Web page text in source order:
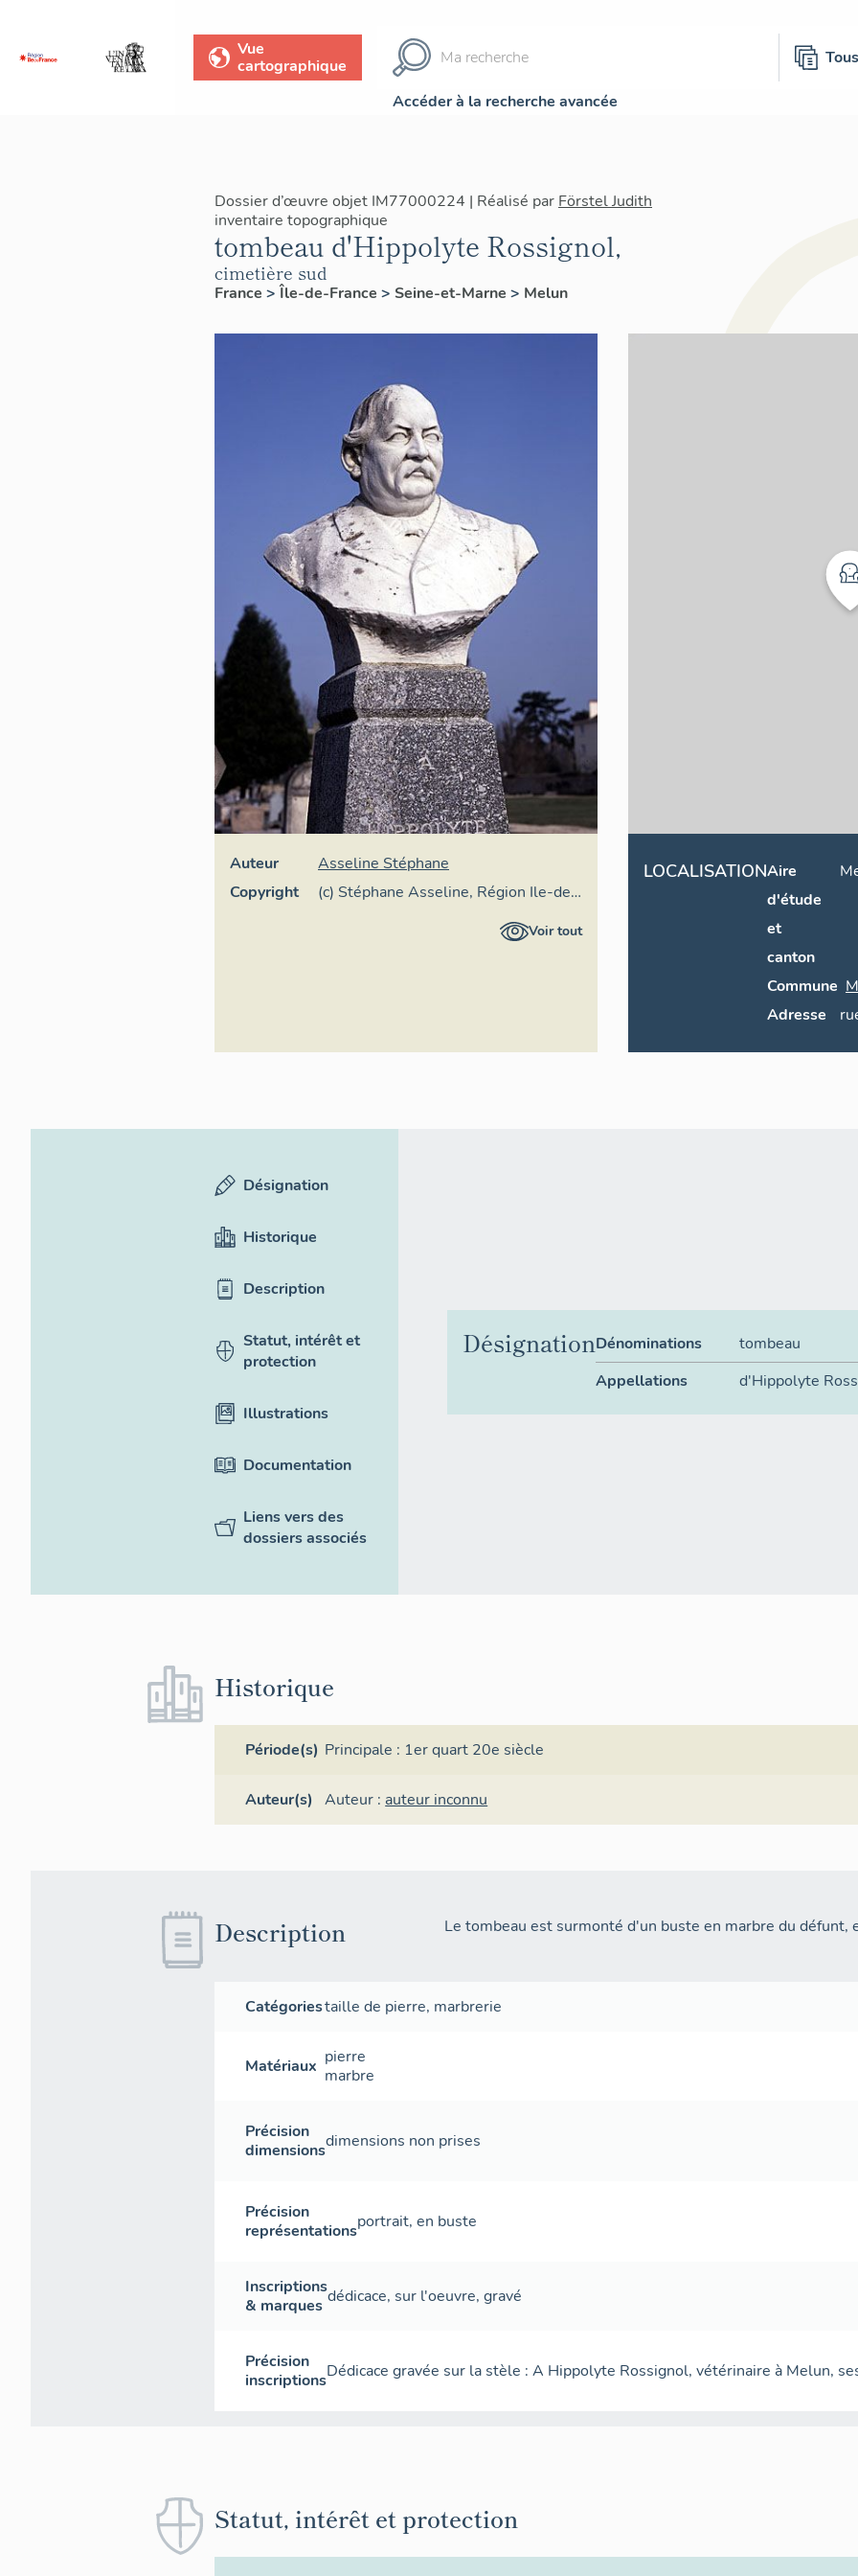
Vue
cartographique
Tous
Accéder à la recherche avancée
Dossier d’œuvre objet IM77000224 | Réalisé par Förstel Judith
inventaire topographique
tombeau d'Hippolyte Rossignol,
cimetière sud
France > Île-de-France > Seine-et-Marne > Melun
Auteur
Asseline Stéphane
Copyright
(c) Stéphane Asseline, Région Ile-de-
Voir tout
LOCALISATIONAire
d'étude
et
canton
Commune
Adresse
Désignation
Historique
Description
Statut, intérêt et
protection
Illustrations
Documentation
Liens vers des
dossiers associés
DésignationDénominations
tombeau
Appellations
d'Hippolyte
Historique
Période(s) Principale : 1er quart 20e siècle
Auteur(s) Auteur : auteur inconnu
Description Le tombeau est surmonté d'un buste en marbre du défunt,
Catégoriestaille de pierre, marbrerie
Matériaux pierre
marbre
Précision
dimensionsdimensions non prises
Précision
représentationsportrait, en buste
Inscriptions
& marques dédicace, sur l'oeuvre, gravé
Précision
inscriptionsDédicace gravée sur la stèle : A Hippolyte Rossignol, vétérinaire à Melun,
Statut, intérêt et protection